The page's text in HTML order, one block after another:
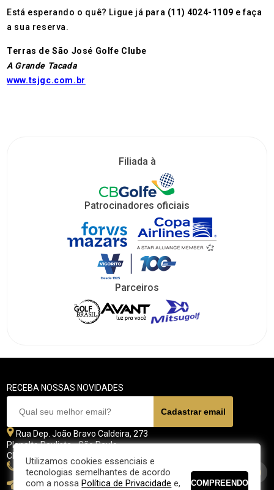
Está esperando o quê? Ligue já para (11) 4024-1109 e faça
a sua reserva.
Terras de São José Golfe Clube
A Grande Tacada
www.tsjgc.com.br
Filiada à
Patrocinadores oficiais
Parceiros
RECEBA NOSSAS NOVIDADES
Rua Dep. João Bravo Caldeira, 273
Planalto Paulista - São Paulo
CEP 04071 - 045
11 5070-4700
fpgolfe@fpgolfe.com.br
Utilizamos cookies essenciais e
tecnologias semelhantes de acordo
com a nossaPolítica de Privacidade e,